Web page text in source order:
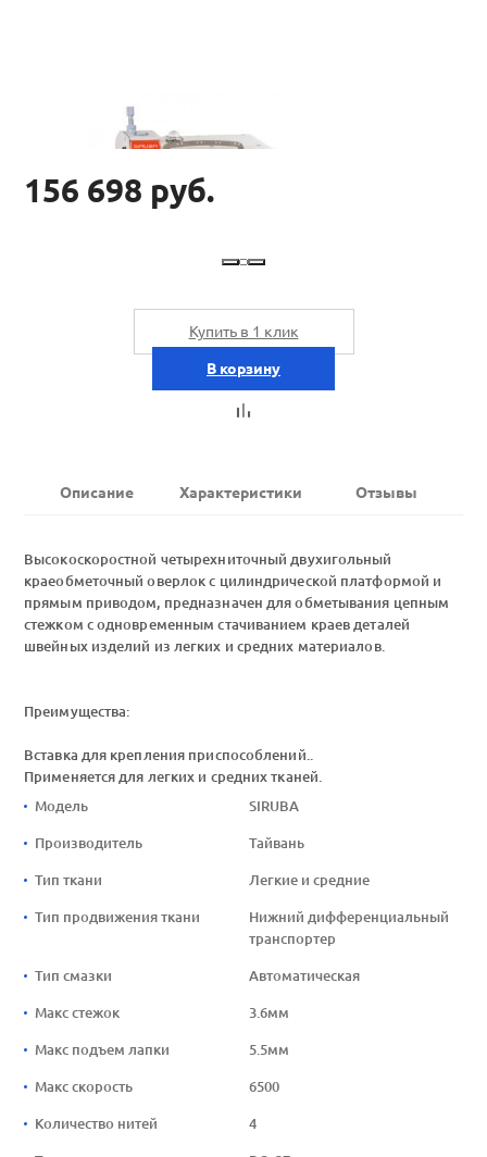
156 698 руб.
Купить в 1 клик
В корзину
Описание Характеристики Отзывы
Высокоскоростной четырехниточный двухигольный
краеобметочный оверлок с цилиндрической платформой и
прямым приводом, предназначен для обметывания цепным
стежком с одновременным стачиванием краев деталей
швейных изделий из легких и средних материалов.
Преимущества:
Вставка для крепления приспособлений..
Применяется для легких и средних тканей.
Модель
SIRUBA
Производитель Тайвань
Тип ткани Легкие и средние
Тип продвижения ткани
Нижний дифференциальный
транспортер
Тип смазки Автоматическая
Макс стежок 3.6мм
Макс подъем лапки 5.5мм
Макс скорость 6500
Количество нитей 4